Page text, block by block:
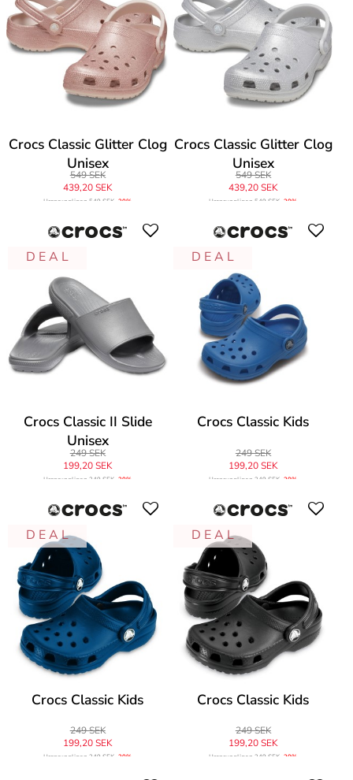
Crocs Classic Glitter Clog
Unisex
549 SEK
439,20 SEK
Ursprungligen549 SEK -20%
Crocs Classic Glitter Clog
Unisex
549 SEK
439,20 SEK
Ursprungligen549 SEK -20%
D E A L
Crocs Classic II Slide
Unisex
249 SEK
199,20 SEK
Ursprungligen249 SEK -20%
D E A L
Crocs Classic Kids
249 SEK
199,20 SEK
Ursprungligen249 SEK -20%
D E A L
Crocs Classic Kids
249 SEK
199,20 SEK
Ursprungligen249 SEK -20%
D E A L
Crocs Classic Kids
249 SEK
199,20 SEK
Ursprungligen249 SEK -20%